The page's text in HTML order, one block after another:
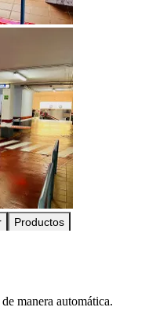
Productos
manera automática.